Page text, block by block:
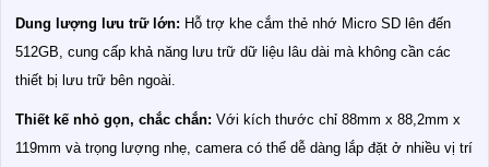
Dung lượng lưu trữ lớn: Hỗ trợ khe cắm thẻ nhớ Micro SD lên đến
512GB, cung cấp khả năng lưu trữ dữ liệu lâu dài mà không cần các
thiết bị lưu trữ bên ngoài.
Thiết kế nhỏ gọn, chắc chắn: Với kích thước chỉ 88mm x 88,2mm x
119mm và trọng lượng nhẹ, camera có thể dễ dàng lắp đặt ở nhiều vị trí